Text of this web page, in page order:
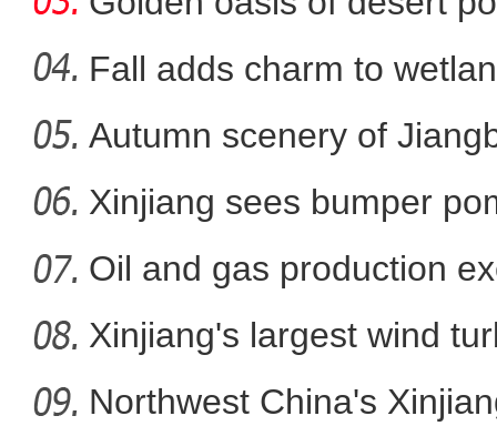
航拍新疆和田湿地：沙漠边
Fall adds charm to
Autumn scenery of
Xinjiang sees bumper
Oil and gas production
metr
Xinjiang's largest wind
Northwest China's